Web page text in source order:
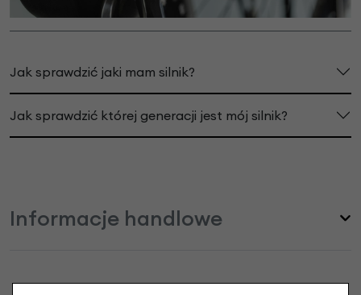
Jak sprawdzić jaki mam silnik?
Jak sprawdzić której generacji jest mój silnik?
Informacje handlowe